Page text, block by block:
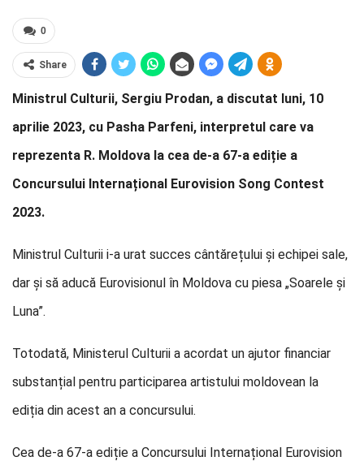
0
Share
Ministrul Culturii, Sergiu Prodan, a discutat luni, 10
aprilie 2023, cu Pasha Parfeni, interpretul care va
reprezenta R. Moldova la cea de-a 67-a ediție a
Concursului Internațional Eurovision Song Contest
2023.
Ministrul Culturii i-a urat succes cântărețului și echipei sale,
dar și să aducă Eurovisionul în Moldova cu piesa „Soarele și
Luna”.
Totodată, Ministerul Culturii a acordat un ajutor financiar
substanțial pentru participarea artistului moldovean la
ediția din acest an a concursului.
Cea de-a 67-a ediție a Concursului Internațional Eurovision